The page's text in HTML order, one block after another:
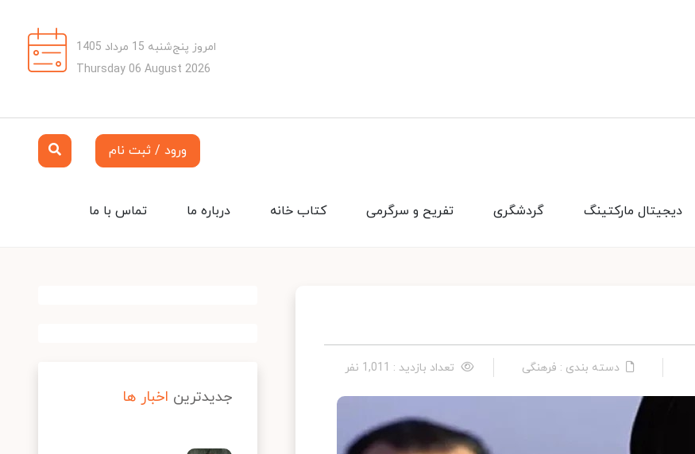
امروز پنج‌شنبه 15 مرداد 1405
Thursday 06 August 2026
ورود / ثبت نام
تماس با ما درباره ما کتاب خانه تفریح و سرگرمی گردشگری دیجیتال مارکتینگ
دسته بندی : فرهنگی تعداد بازدید : 1,011 نفر
جدیدترین اخبار ها